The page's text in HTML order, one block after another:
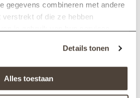
gegevens combineren met andere
verstrekt of die ze hebben
Details tonen
Alles toestaan
om contracten, volumes en
te sturen. Gebruik
denkrichtingen als kompas
met leveranciers.
hoog maar beheersbaar
stabiliseert, Robusta blijft